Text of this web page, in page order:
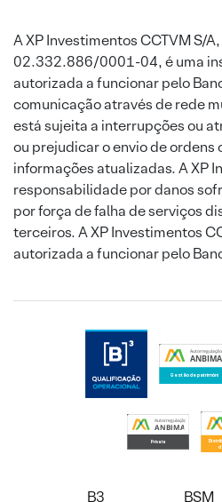
A XP Investimentos CCTVM S/
02.332.886/0001-04, é uma
autorizada a funcionar pelo
comunicação através de rede
está sujeita a interrupções ou
ou prejudicar o envio de ordens
informações atualizadas. A XP
responsabilidade por danos
por força de falha de serviços
terceiros. A XP Investimentos
autorizada a funcionar pelo
B3 BSM